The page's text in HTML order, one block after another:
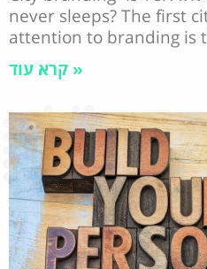
never sleeps? The first
attention to branding is
קרא עוד »